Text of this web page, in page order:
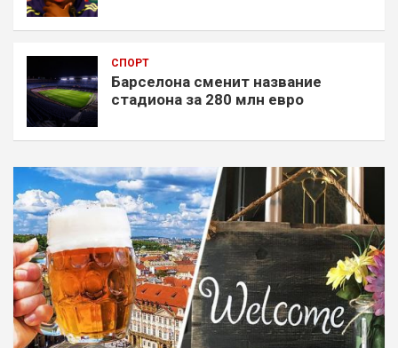
СПОРТ
Барселона сменит название
стадиона за 280 млн евро